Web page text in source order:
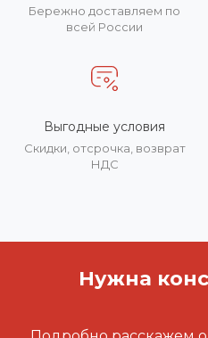
Бережно доставляем по
всей России
Выгодные условия
Скидки, отсрочка, возврат
НДС
Нужна